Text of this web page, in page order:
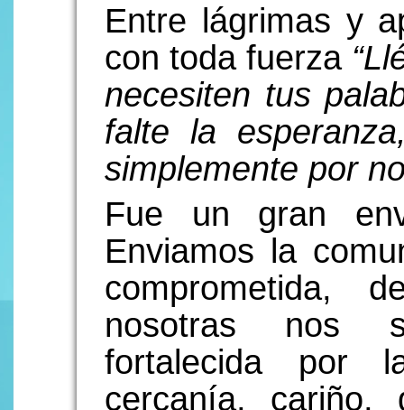
Entre lágrimas y
con toda fuerza
necesiten tus
falte la
simplemente por
Fue un gran
Enviamos la
comprometida,
nosotras nos
fortalecida por
cercanía,